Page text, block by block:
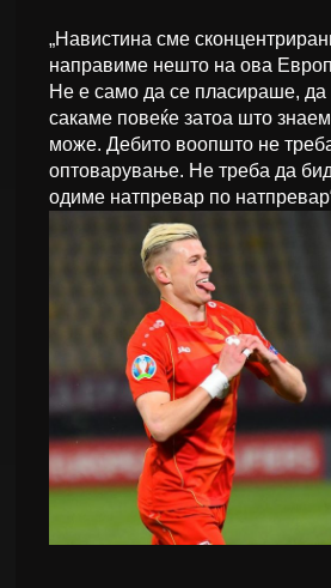
„Навистина сме
направиме нешто на ова
Не е само да се пласираше, да
сакаме повеќе затоа што
може. Дебито воопшто не
оптоварување. Не треба да
одиме натпревар по